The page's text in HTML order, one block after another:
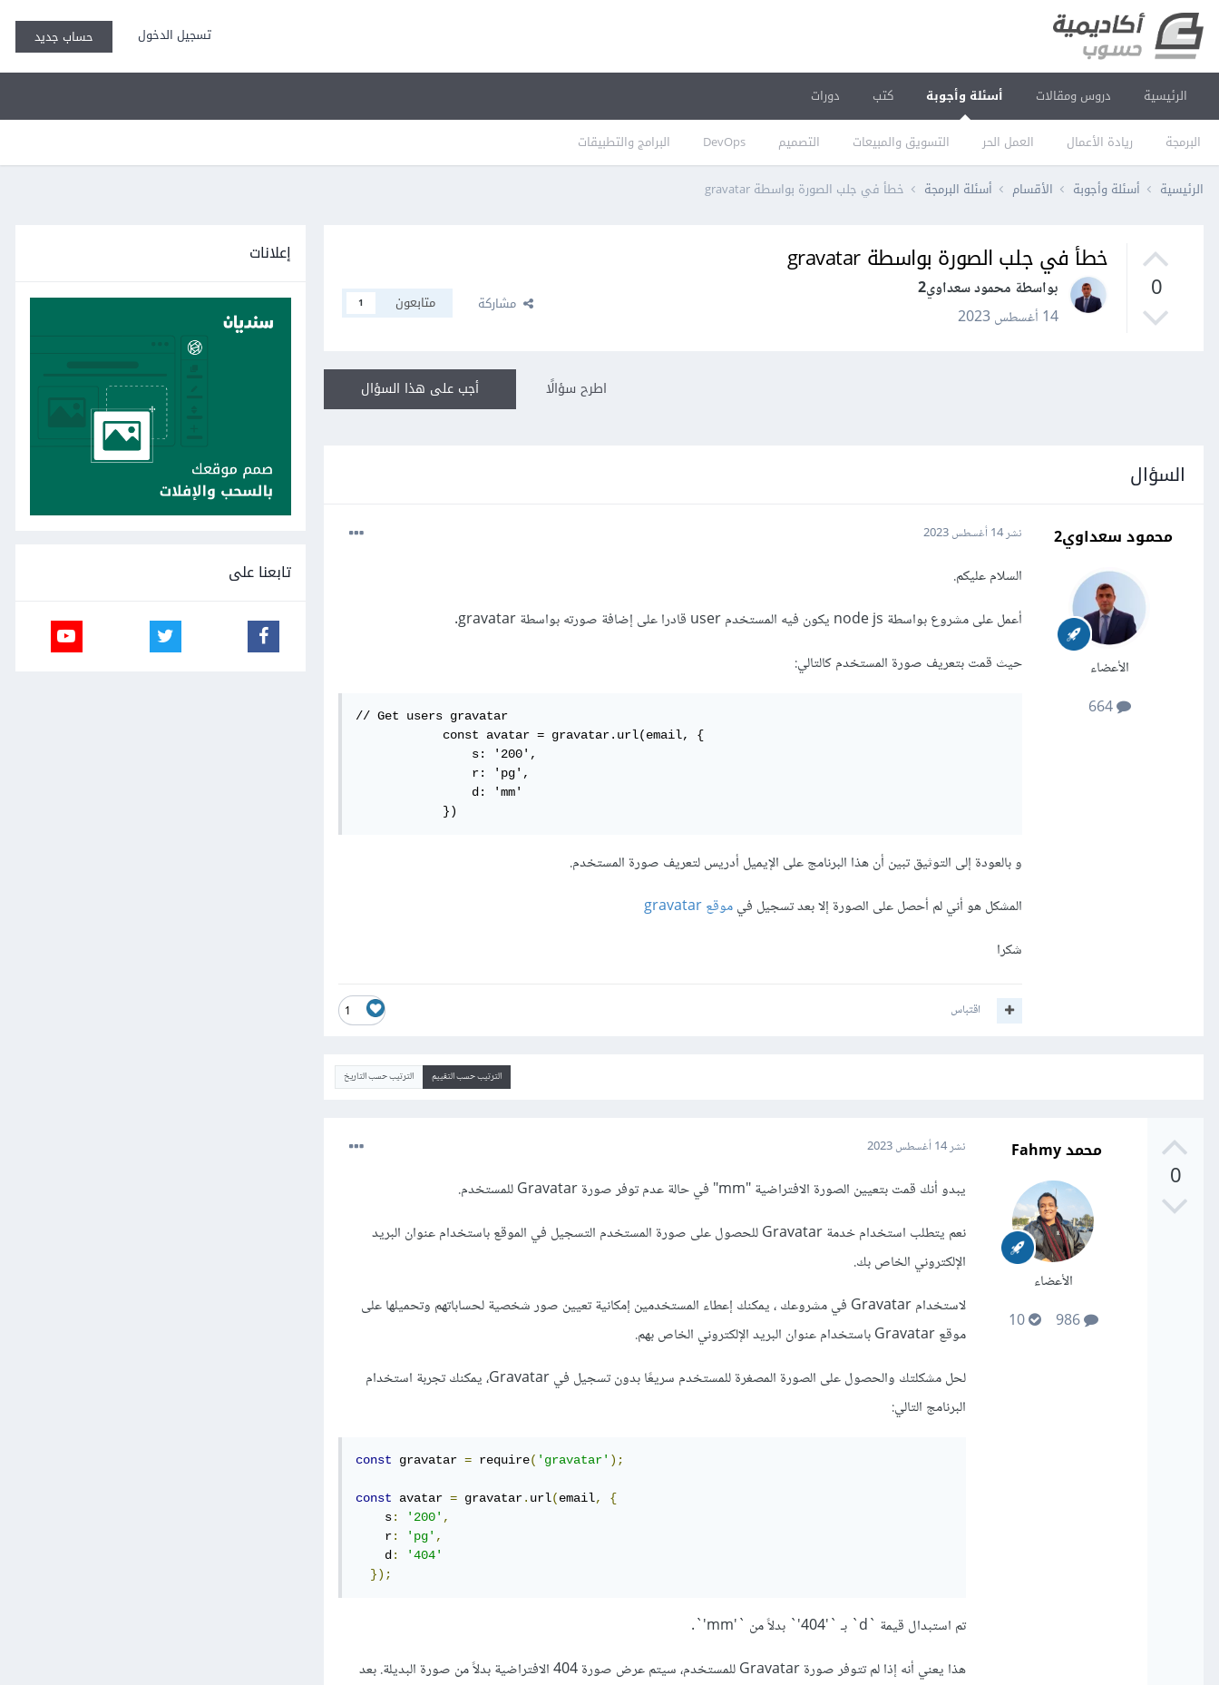
تسجيل الدخول حساب جديد
الرئيسية دروس ومقالات أسئلة وأجوبة
البرمجة ريادة الأعمال العمل الحر التسويق والمبيعات التصميم DevOps البرامج والتطبيقات
كتب دورات
الرئيسية أسئلة وأجوبة الأقسام أسئلة البرمجة خطأ في جلب الصورة بواسطة gravatar
0
خطأ في جلب الصورة بواسطة gravatar
بواسطة محمود سعداوي2
14 أغسطس 2023
مشاركة متابعون 1
أجب على هذا السؤال اطرح سؤالًا
السؤال
محمود سعداوي2
الأعضاء
664
نشر14 أغسطس 2023
السلام عليكم.
أعمل على مشروع بواسطة node js يكون فيه المستخدم user قادرا على إضافة صورته بواسطة gravatar.
حيث قمت بتعريف صورة المستخدم كالتالي:
// Get users gravatar
            const avatar = gravatar.url(email, {
                s: '200',
                r: 'pg',
                d: 'mm'
            })
و بالعودة إلى التوثيق تبين أن هذا البرنامج على الإيميل أدريس لتعريف صورة المستخدم.
المشكل هو أني لم أحصل على الصورة إلا بعد تسجيل فيموقع gravatar
شكرا
1 اقتباس
الترتيب حسب التقييم الترتيب حسب التاريخ
0
محمد Fahmy
الأعضاء
986
10
نشر14 أغسطس 2023
يبدو أنك قمت بتعيين الصورة الافتراضية "mm" في حالة عدم توفر صورة Gravatar للمستخدم.
نعم يتطلب استخدام خدمة Gravatar للحصول على صورة المستخدم التسجيل في الموقع باستخدام عنوان البريد
الإلكتروني الخاص بك.
لاستخدام Gravatar في مشروعك ، يمكنك إعطاء المستخدمين إمكانية تعيين صور شخصية لحساباتهم وتحميلها على
موقع Gravatar باستخدام عنوان البريد الإلكتروني الخاص بهم.
لحل مشكلتك والحصول على الصورة المصغرة للمستخدم سريعًا بدون تسجيل في Gravatar، يمكنك تجربة استخدام
البرنامج التالي:
const gravatar = require( 'gravatar' );
const avatar = gravatar. url(email,
{
s: '200' ,
r: 'pg' ,
d :
'404'
});
تم استبدال قيمة `d` بـ `'404'` بدلاً من `'mm'`.
هذا يعني أنه إذا لم تتوفر صورة Gravatar للمستخدم، سيتم عرض صورة 404 الافتراضية بدلاً من صورة البديلة. بعد
إعلانات
تابعنا على